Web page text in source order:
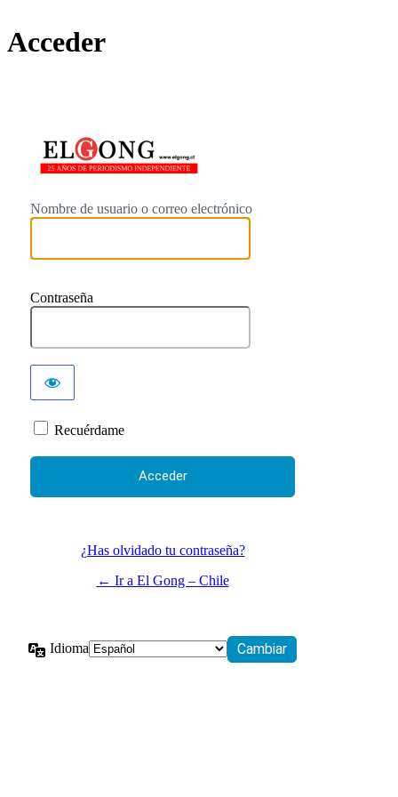
Acceder
Nombre de usuario o correo electrónico
Contraseña
Recuérdame
¿Has olvidado tu contraseña?
← Ir a El Gong – Chile
Idioma